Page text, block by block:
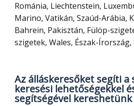
Románia, Liechtenstein,
Marino, Vatikán, Szaúd-Arábia,
Bahrein, Pakisztán, Fülöp-
szigetek, Wales, Észak-Írország,
Az álláskeresőket segíti a
keresési lehetőségekkel
segítségével kereshetünk